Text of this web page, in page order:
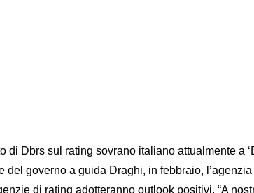
Dbrs sul rating sovrano italiano attualmente a
governo a guida Draghi, in febbraio,
di rating adotteranno outlook positivi. “A